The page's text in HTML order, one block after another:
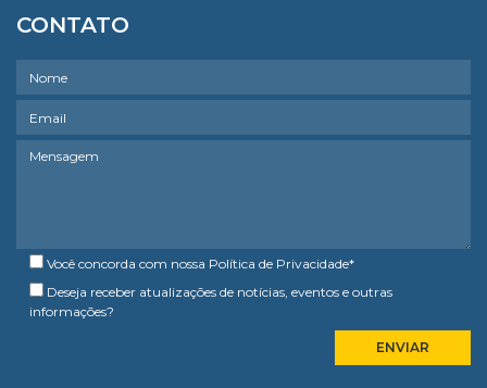
CONTATO
Você concorda com nossa Política de Privacidade*
Deseja receber atualizações de notícias, eventos e outras
informações?